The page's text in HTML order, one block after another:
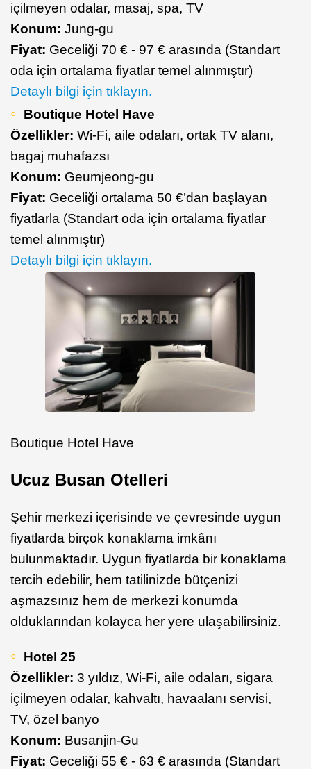
içilmeyen odalar, masaj, spa, TV
Konum: Jung-gu
Fiyat: Geceliği 70 € - 97 € arasında (Standart
oda için ortalama fiyatlar temel alınmıştır)
Detaylı bilgi için tıklayın.
Boutique Hotel Have
Özellikler: Wi-Fi, aile odaları, ortak TV alanı,
bagaj muhafazsı
Konum: Geumjeong-gu
Fiyat: Geceliği ortalama 50 €’dan başlayan
fiyatlarla (Standart oda için ortalama fiyatlar
temel alınmıştır)
Detaylı bilgi için tıklayın.
Boutique Hotel Have
Ucuz Busan Otelleri
Şehir merkezi içerisinde ve çevresinde uygun
fiyatlarda birçok konaklama imkânı
bulunmaktadır. Uygun fiyatlarda bir konaklama
tercih edebilir, hem tatilinizde bütçenizi
aşmazsınız hem de merkezi konumda
olduklarından kolayca her yere ulaşabilirsiniz.
Hotel 25
Özellikler: 3 yıldız, Wi-Fi, aile odaları, sigara
içilmeyen odalar, kahvaltı, havaalanı servisi,
TV, özel banyo
Konum: Busanjin-Gu
Fiyat: Geceliği 55 € - 63 € arasında (Standart